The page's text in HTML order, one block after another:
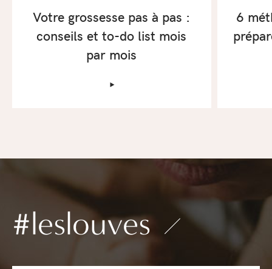
Votre grossesse pas à pas :
conseils et to-do list mois
par mois
‣
6
#leslouves